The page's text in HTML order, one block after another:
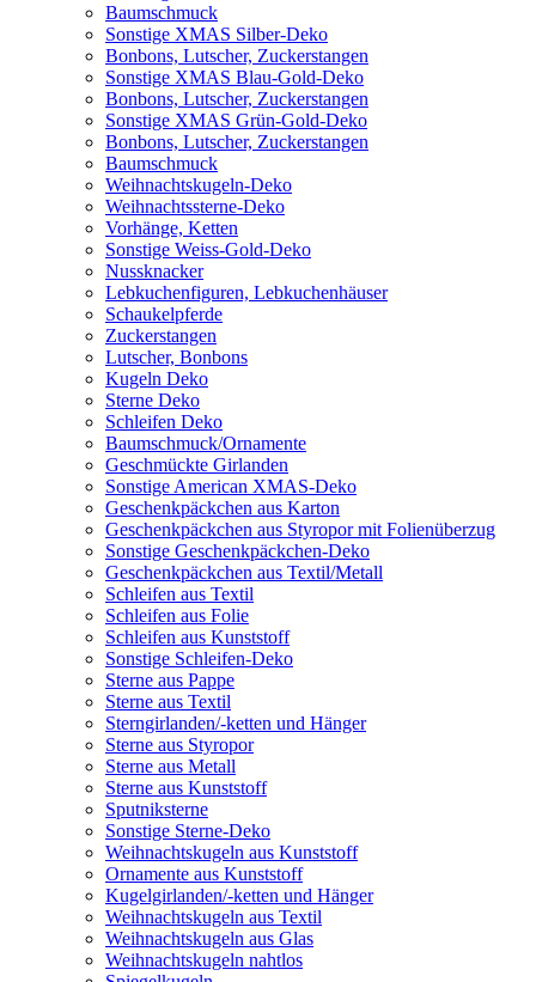
Baumschmuck
Sonstige XMAS Silber-Deko
Bonbons, Lutscher, Zuckerstangen
Sonstige XMAS Blau-Gold-Deko
Bonbons, Lutscher, Zuckerstangen
Sonstige XMAS Grün-Gold-Deko
Bonbons, Lutscher, Zuckerstangen
Baumschmuck
Weihnachtskugeln-Deko
Weihnachtssterne-Deko
Vorhänge, Ketten
Sonstige Weiss-Gold-Deko
Nussknacker
Lebkuchenfiguren, Lebkuchenhäuser
Schaukelpferde
Zuckerstangen
Lutscher, Bonbons
Kugeln Deko
Sterne Deko
Schleifen Deko
Baumschmuck/Ornamente
Geschmückte Girlanden
Sonstige American XMAS-Deko
Geschenkpäckchen aus Karton
Geschenkpäckchen aus Styropor mit Folienüberzug
Sonstige Geschenkpäckchen-Deko
Geschenkpäckchen aus Textil/Metall
Schleifen aus Textil
Schleifen aus Folie
Schleifen aus Kunststoff
Sonstige Schleifen-Deko
Sterne aus Pappe
Sterne aus Textil
Sterngirlanden/-ketten und Hänger
Sterne aus Styropor
Sterne aus Metall
Sterne aus Kunststoff
Sputniksterne
Sonstige Sterne-Deko
Weihnachtskugeln aus Kunststoff
Ornamente aus Kunststoff
Kugelgirlanden/-ketten und Hänger
Weihnachtskugeln aus Textil
Weihnachtskugeln aus Glas
Weihnachtskugeln nahtlos